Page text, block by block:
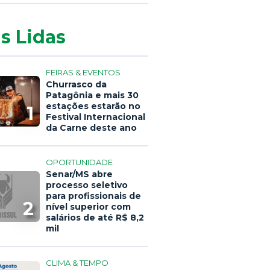
Lidas
1
FEIRAS & EVENTOS
Churrasco da
Patagônia e mais 30
estações estarão no
Festival Internacional
da Carne deste ano
2
OPORTUNIDADE
Senar/MS abre
processo seletivo
para profissionais de
nível superior com
salários de até R$ 8,2
mil
CLIMA & TEMPO